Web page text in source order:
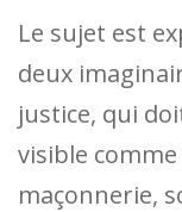
Le sujet est
deux
justice, qui
visible
maçonnerie,